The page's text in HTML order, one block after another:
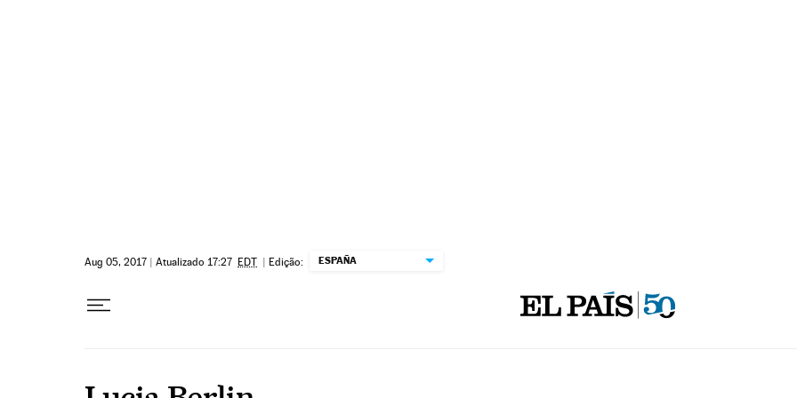
Aug 05, 2017 | Atualizado 17:27 EDT | Edição: ESPAÑA